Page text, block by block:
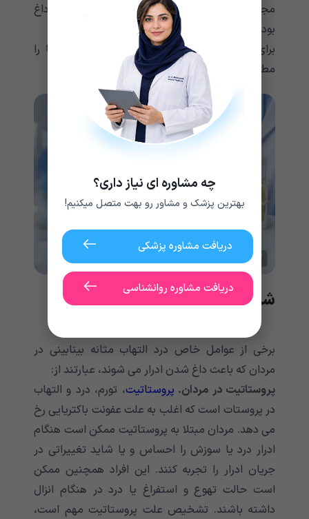
مجرای ادراری می تواند منجر به ایجاد احساس داغ
بودن ادرار شود.
برای دریافت
ویزیت آنلاین جراحی لوزه
این راهنما را
مطالعه کنید.
شایع ترین علت ادرار گرم در مردان
برخی از عوامل خاص درد التهاب مثانه بینابینی در
مردان که باعث داغ شدن ادرار می شوند، عبارتند از:
پروستاتیت در مردان. پروستاتیت، تورم، درد و التهاب
در پروستات است که اغلب به علت عفونت باکتریایی رخ
می دهد. مردان مبتلا به پروستاتیت ممکن است هنگام
ادرار درد یا سوزش را احساس و یا شاید تغییراتی در
جریان ادرار را تجربه کنند. این افراد همچنین ممکن
است حالت تهوع و استفراغ یا درد در هنگام انزال
داشته باشند. تشخیص علت پروستاتیت مهم است،
چه مشاوره ای نیاز داری؟
بهترین پزشک و مشاور رو بهت متصل میکنیم!
دریافت مشاوره پزشکی
دریافت مشاوره روانشناسی